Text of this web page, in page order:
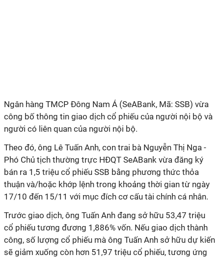
Ngân hàng TMCP Đông Nam Á (SeABank, Mã: SSB) vừa
công bố thông tin giao dịch cổ phiếu của người nội bộ và
người có liên quan của người nội bộ.
Theo đó, ông Lê Tuấn Anh, con trai bà Nguyễn Thị Nga -
Phó Chủ tịch thường trực HĐQT SeABank vừa đăng ký
bán ra 1,5 triệu cổ phiếu SSB bằng phương thức thỏa
thuận và/hoặc khớp lệnh trong khoảng thời gian từ ngày
17/10 đến 15/11 với mục đích cơ cấu tài chính cá nhân.
Trước giao dịch, ông Tuấn Anh đang sở hữu 53,47 triệu
cổ phiếu tương đương 1,886% vốn. Nếu giao dịch thành
công, số lượng cổ phiếu mà ông Tuấn Anh sở hữu dự kiến
sẽ giảm xuống còn hơn 51,97 triệu cổ phiếu, tương ứng